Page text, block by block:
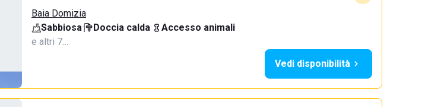
Baia Domizia
Sabbiosa· Doccia calda· Accesso animali·
e altri 7…
Vedi disponibilità